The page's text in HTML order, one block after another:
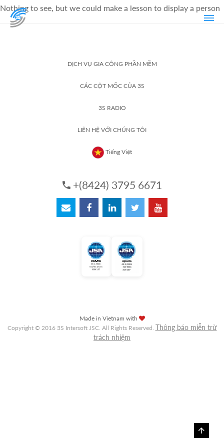
Nothing to see, but we could make a lesson to display a person
DỊCH VỤ GIA CÔNG PHẦN MỀM
CÁC CỘT MỐC CỦA 3S
3S RADIO
LIÊN HỆ VỚI CHÚNG TÔI
Tiếng Việt
+(8424) 3795 6671
Made in Vietnam with
Copyright © 2016 3S Intersoft JSC. All Rights Reserved. Thông báo miễn trừ
trách nhiệm